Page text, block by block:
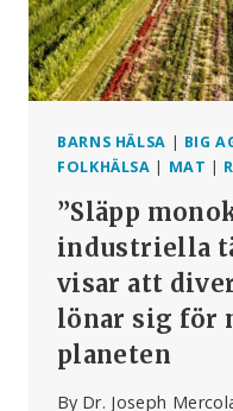
TILL
DEM
+
MER
BARNS HÄLSA | BIG
FOLKHÄLSA | MAT |
”Släpp
industriella
visar att
lönar sig för
planeten
By Dr. Joseph